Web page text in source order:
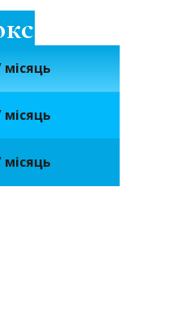
місяць
місяць
місяць